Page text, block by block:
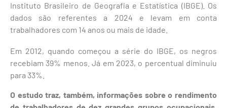
Instituto Brasileiro de Geografia e Estatística (IBGE). Os
dados são referentes a 2024 e levam em conta
trabalhadores com 14 anos ou mais de idade.
Em 2012, quando começou a série do IBGE, os negros
recebiam 39% menos. Já em 2023, o percentual diminuiu
para 33%.
O estudo traz, também, informações sobre o rendimento